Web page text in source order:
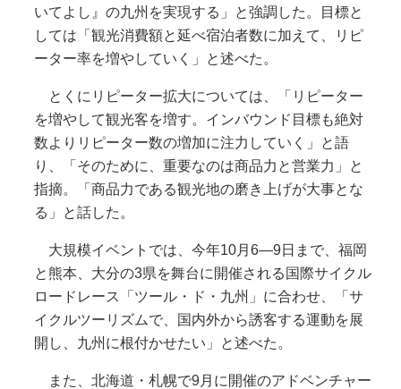
いてよし』の九州を実現する」と強調した。目標と
しては「観光消費額と延べ宿泊者数に加えて、リピ
ーター率を増やしていく」と述べた。
とくにリピーター拡大については、「リピーター
を増やして観光客を増す。インバウンド目標も絶対
数よりリピーター数の増加に注力していく」と語
り、「そのために、重要なのは商品力と営業力」と
指摘。「商品力である観光地の磨き上げが大事とな
る」と話した。
大規模イベントでは、今年10月6―9日まで、福岡
と熊本、大分の3県を舞台に開催される国際サイクル
ロードレース「ツール・ド・九州」に合わせ、「サ
イクルツーリズムで、国内外から誘客する運動を展
開し、九州に根付かせたい」と述べた。
また、北海道・札幌で9月に開催のアドベンチャー